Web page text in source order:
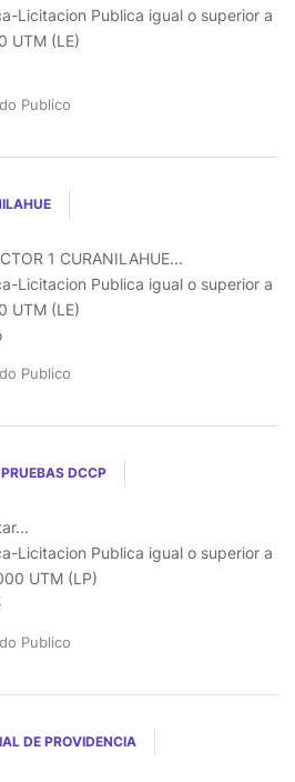
Licitacion Publica igual o superior a
UTM (LE)
Publico
1 CURANILAHUE...
Licitacion Publica igual o superior a
UTM (LE)
Publico
DCCP
Licitacion Publica igual o superior a
UTM (LP)
Publico
DE PROVIDENCIA